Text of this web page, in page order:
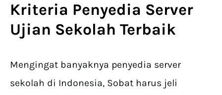
Kriteria Penyedia Server
Ujian Sekolah Terbaik
Mengingat banyaknya penyedia server
sekolah di Indonesia, Sobat harus jeli